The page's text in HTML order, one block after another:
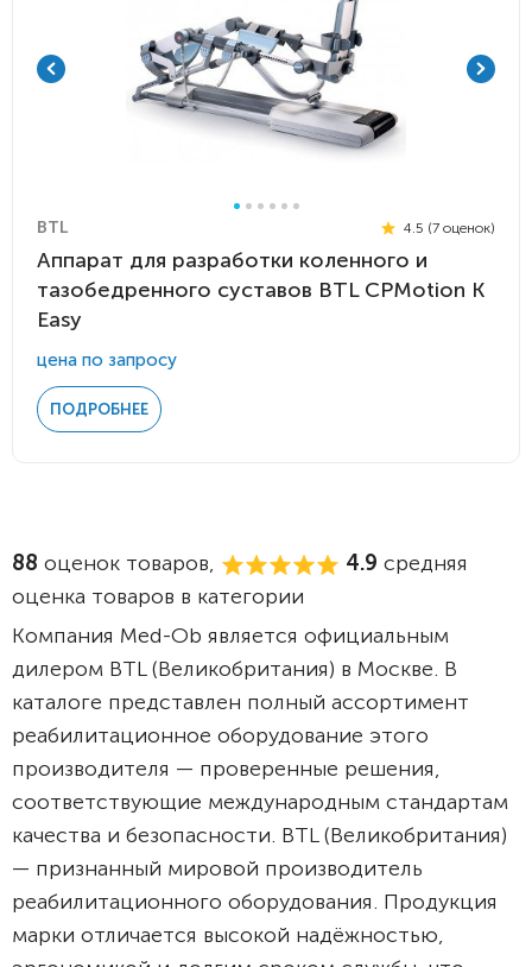
BTL 4.5 (7 оценок)
Аппарат для разработки коленного и
тазобедренного суставов BTL CPMotion K
Easy
цена по запросу
ПОДРОБНЕЕ
88 оценок товаров, 4.9 средняя
оценка товаров в категории
Компания Med-Ob является официальным
дилером BTL (Великобритания) в Москве. В
каталоге представлен полный ассортимент
реабилитационное оборудование этого
производителя — проверенные решения,
соответствующие международным стандартам
качества и безопасности. BTL (Великобритания)
— признанный мировой производитель
реабилитационного оборудования. Продукция
марки отличается высокой надёжностью,